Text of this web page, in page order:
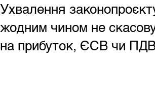
Ухвалення
жодним чином не
на прибуток, ЄСВ чи